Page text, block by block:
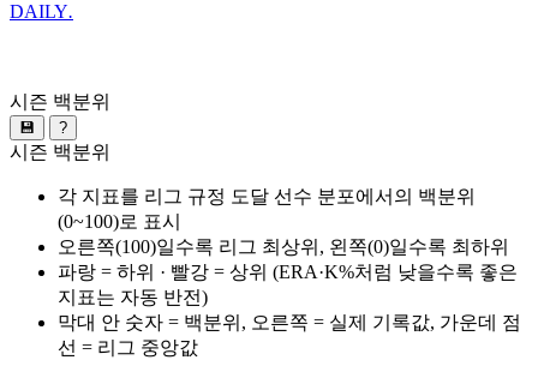
DAILY.
시즌 백분위
💾 ?
시즌 백분위
각 지표를 리그 규정 도달 선수 분포에서의 백분위
(0~100)로 표시
오른쪽(100)일수록 리그 최상위, 왼쪽(0)일수록 최하위
파랑 = 하위 · 빨강 = 상위 (ERA·K%처럼 낮을수록 좋은
지표는 자동 반전)
막대 안 숫자 = 백분위, 오른쪽 = 실제 기록값, 가운데 점
선 = 리그 중앙값